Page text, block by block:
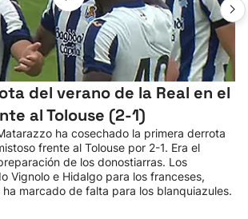
del verano de la Real en el
al Tolouse (2-1)
ha cosechado la primera derrota
frente al Tolouse por 2-1. Era el
de los donostiarras. Los
Vignolo e Hidalgo para los franceses,
ha marcado de falta para los blanquiazules.